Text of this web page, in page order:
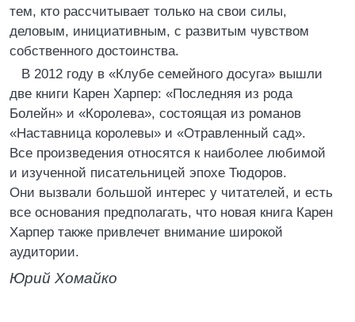
тем, кто рассчитывает только на свои силы,
деловым, инициативным, с развитым чувством
собственного достоинства.
В 2012 году в «Клубе семейного досуга» вышли
две книги Карен Харпер: «Последняя из рода
Болейн» и «Королева», состоящая из романов
«Наставница королевы» и «Отравленный сад».
Все произведения относятся к наиболее любимой
и изученной писательницей эпохе Тюдоров.
Они вызвали большой интерес у читателей, и есть
все основания предполагать, что новая книга Карен
Харпер также привлечет внимание широкой
аудитории.
Юрий Хомайко